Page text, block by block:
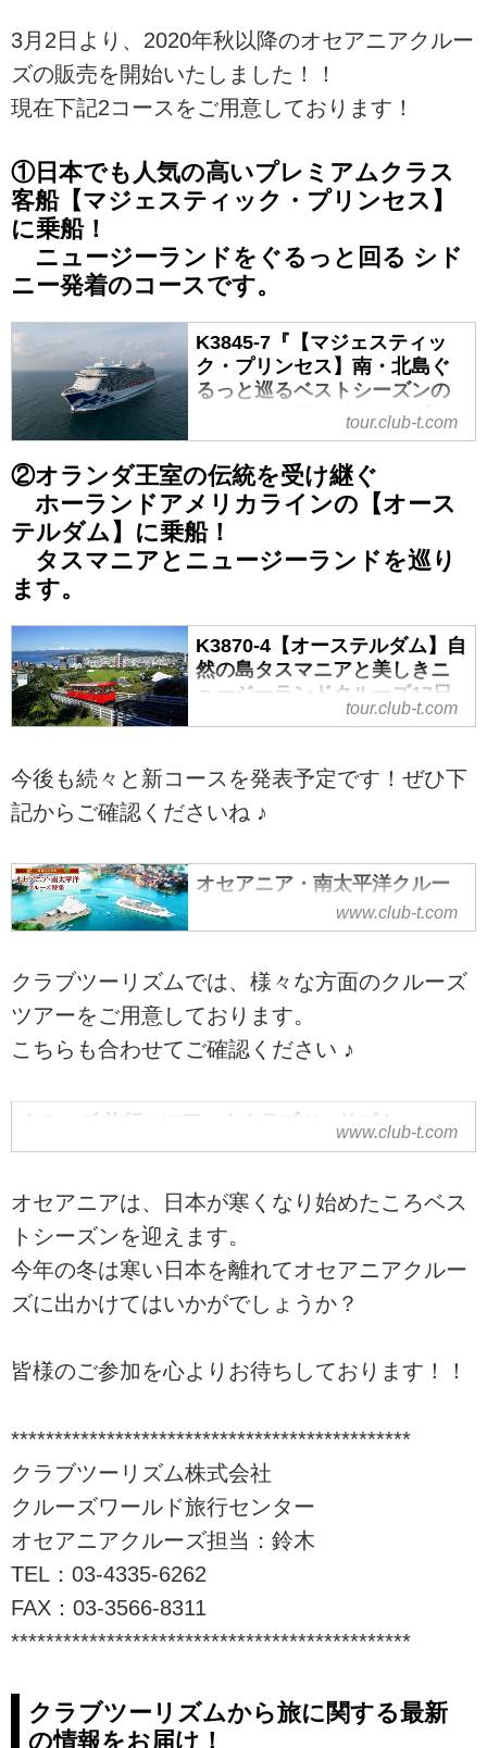
3月2日より、2020年秋以降のオセアニアクルー
ズの販売を開始いたしました！！
現在下記2コースをご用意しております！
①日本でも人気の高いプレミアムクラス
客船【マジェスティック・プリンセス】
に乗船！
ニュージーランドをぐるっと回る シド
ニー発着のコースです。
K3845-7『【マジェスティッ
ク・プリンセス】南・北島ぐ
るっと巡るベストシーズンの
ニュージーランドクルーズ 16
日間』｜クラブツーリズム
tour.club-t.com
②オランダ王室の伝統を受け継ぐ
ホーランドアメリカラインの【オース
テルダム】に乗船！
タスマニアとニュージーランドを巡り
ます。
K3870-4【オーステルダム】自
然の島タスマニアと美しきニ
ュージーランドクルーズ17日
間｜クラブツーリズムtour.club-t.com
今後も続々と新コースを発表予定です！ぜひ下
記からご確認くださいね ♪
オセアニア・南太平洋クルー
ズ特集｜クラブツーリズム
www.club-t.com
クラブツーリズムでは、様々な方面のクルーズ
ツアーをご用意しております。
こちらも合わせてご確認ください ♪
クルーズ 旅行・ツアー｜クラブツーリズムwww.club-t.com
オセアニアは、日本が寒くなり始めたころベス
トシーズンを迎えます。
今年の冬は寒い日本を離れてオセアニアクルー
ズに出かけてはいかがでしょうか？
皆様のご参加を心よりお待ちしております！！
**********************************************
クラブツーリズム株式会社
クルーズワールド旅行センター
オセアニアクルーズ担当：鈴木
TEL：03-4335-6262
FAX：03-3566-8311
**********************************************
クラブツーリズムから旅に関する最新
の情報をお届け！